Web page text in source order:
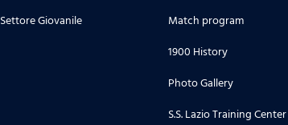
Settore Giovanile
Match program
1900 History
Photo Gallery
S.S. Lazio Training Center